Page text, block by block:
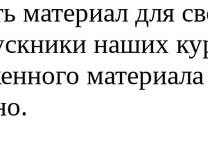
материал для
наших